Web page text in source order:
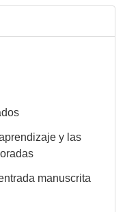
y las
manuscrita